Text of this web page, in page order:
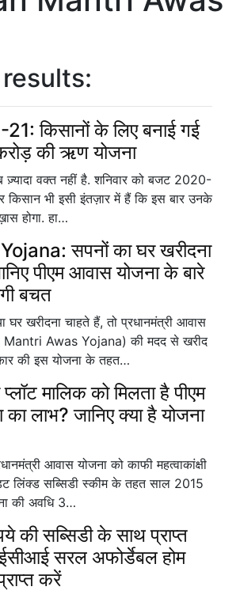
किसानों के लिए बनाई गई
की ऋण योजना
वक्त नहीं है. शनिवार को बजट 2020-
भी इसी इंतज़ार में हैं कि इस बार उनके
होगा. हा…
सपनों का घर खरीदना
पीएम आवास योजना के बारे
बचत
खरीदना चाहते हैं, तो प्रधानमंत्री आवास
Mantri Awas Yojana) की मदद से खरीद
की इस योजना के तहत…
मालिक को मिलता है पीएम
लाभ? जानिए क्या है योजना
आवास योजना को काफी महत्वाकांक्षी
लिंक्ड सब्सिडी स्कीम के तहत साल 2015
की अवधि 3…
की सब्सिडी के साथ प्राप्त
सरल अफोर्डेबल होम
करें